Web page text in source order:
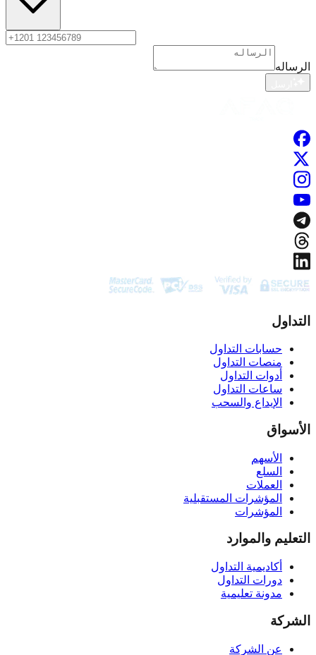
الرساله
التداول
حسابات التداول
منصات التداول
أدوات التداول
ساعات التداول
الإيداع والسحب
الأسواق
الأسهم
السلع
العملات
المؤشرات المستقبلية
المؤشرات
التعليم والموارد
أكاديمية التداول
دورات التداول
مدونة تعليمية
الشركة
عن الشركة